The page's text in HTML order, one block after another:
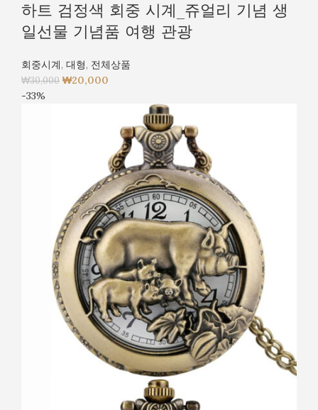
하트 검정색 회중 시계_쥬얼리 기념 생
일선물 기념품 여행 관광
회중시계, 대형, 전체상품
₩30,000 ₩20,000
-33%